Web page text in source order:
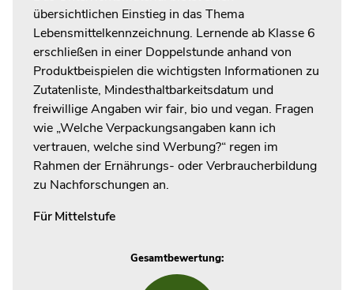
übersichtlichen Einstieg in das Thema
Lebensmittelkennzeichnung. Lernende ab Klasse 6
erschließen in einer Doppelstunde anhand von
Produktbeispielen die wichtigsten Informationen zu
Zutatenliste, Mindesthaltbarkeitsdatum und
freiwillige Angaben wir fair, bio und vegan. Fragen
wie „Welche Verpackungsangaben kann ich
vertrauen, welche sind Werbung?“ regen im
Rahmen der Ernährungs- oder Verbraucherbildung
zu Nachforschungen an.
Für Mittelstufe
Gesamtbewertung: